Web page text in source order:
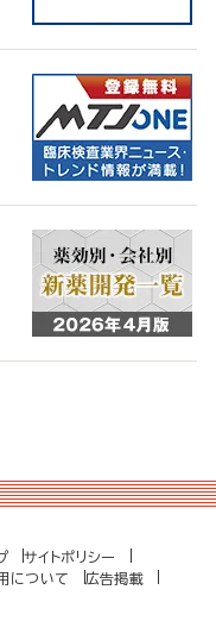
サイトポリシー
について
広告掲載